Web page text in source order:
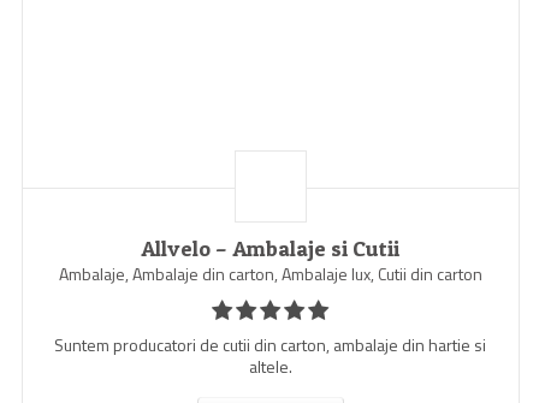
Allvelo – Ambalaje si Cutii
Ambalaje, Ambalaje din carton, Ambalaje lux, Cutii din carton
Suntem producatori de cutii din carton, ambalaje din hartie si
altele.